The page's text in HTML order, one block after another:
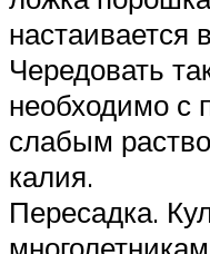
настаивается
Чередовать
необходимо с
слабым
калия.
Пересадка.